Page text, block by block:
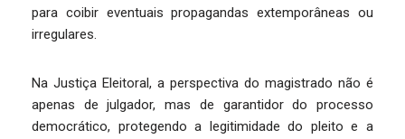
para coibir eventuais propagandas extemporâneas ou
irregulares.
Na Justiça Eleitoral, a perspectiva do magistrado não é
apenas de julgador, mas de garantidor do processo
democrático, protegendo a legitimidade do pleito e a